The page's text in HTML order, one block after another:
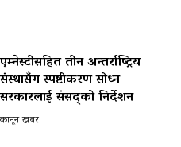
एम्नेस्टीसहित तीन अन्तर्राष्ट्रिय
संस्थासँग स्पष्टीकरण सोध्न
सरकारलाई संसद्को निर्देशन
कानून खबर